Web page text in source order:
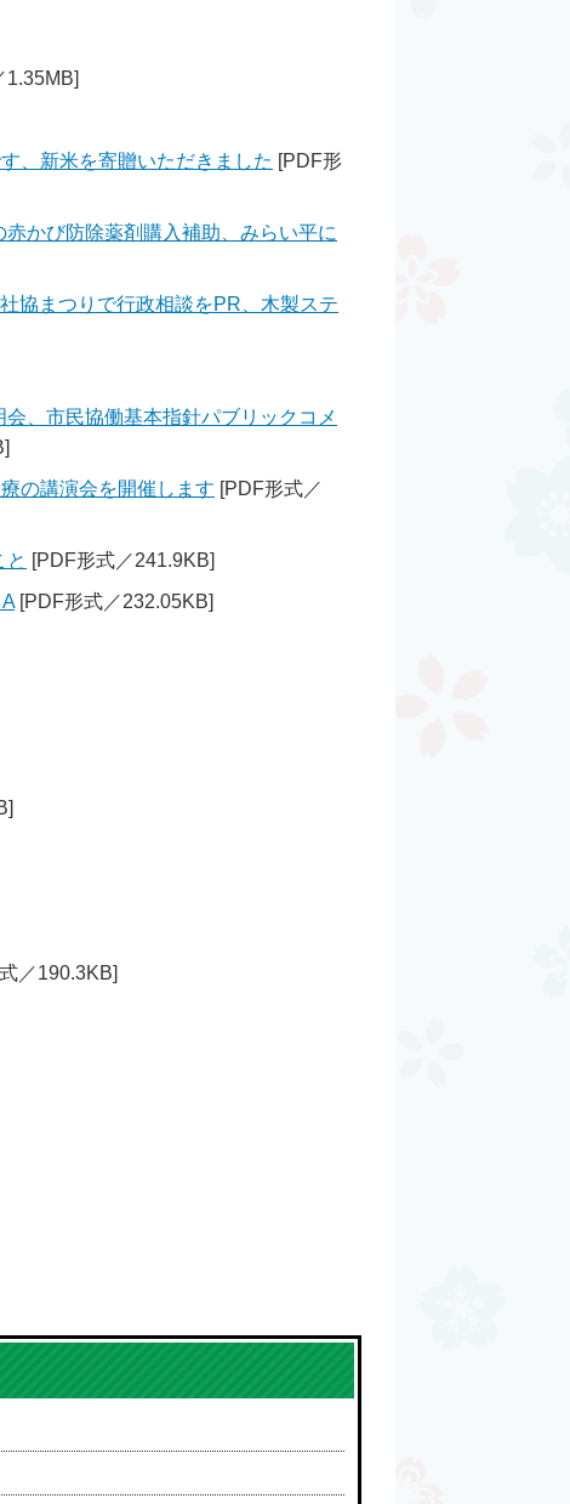
1.35MB]
、新米を寄贈いただきました [PDF形
かび防除薬剤購入補助、みらい平に
協まつりで行政相談をPR、木製ステ
、市民協働基本指針パブリックコメ
の講演会を開催します [PDF形式／
と [PDF形式／241.9KB]
[PDF形式／232.05KB]
／190.3KB]